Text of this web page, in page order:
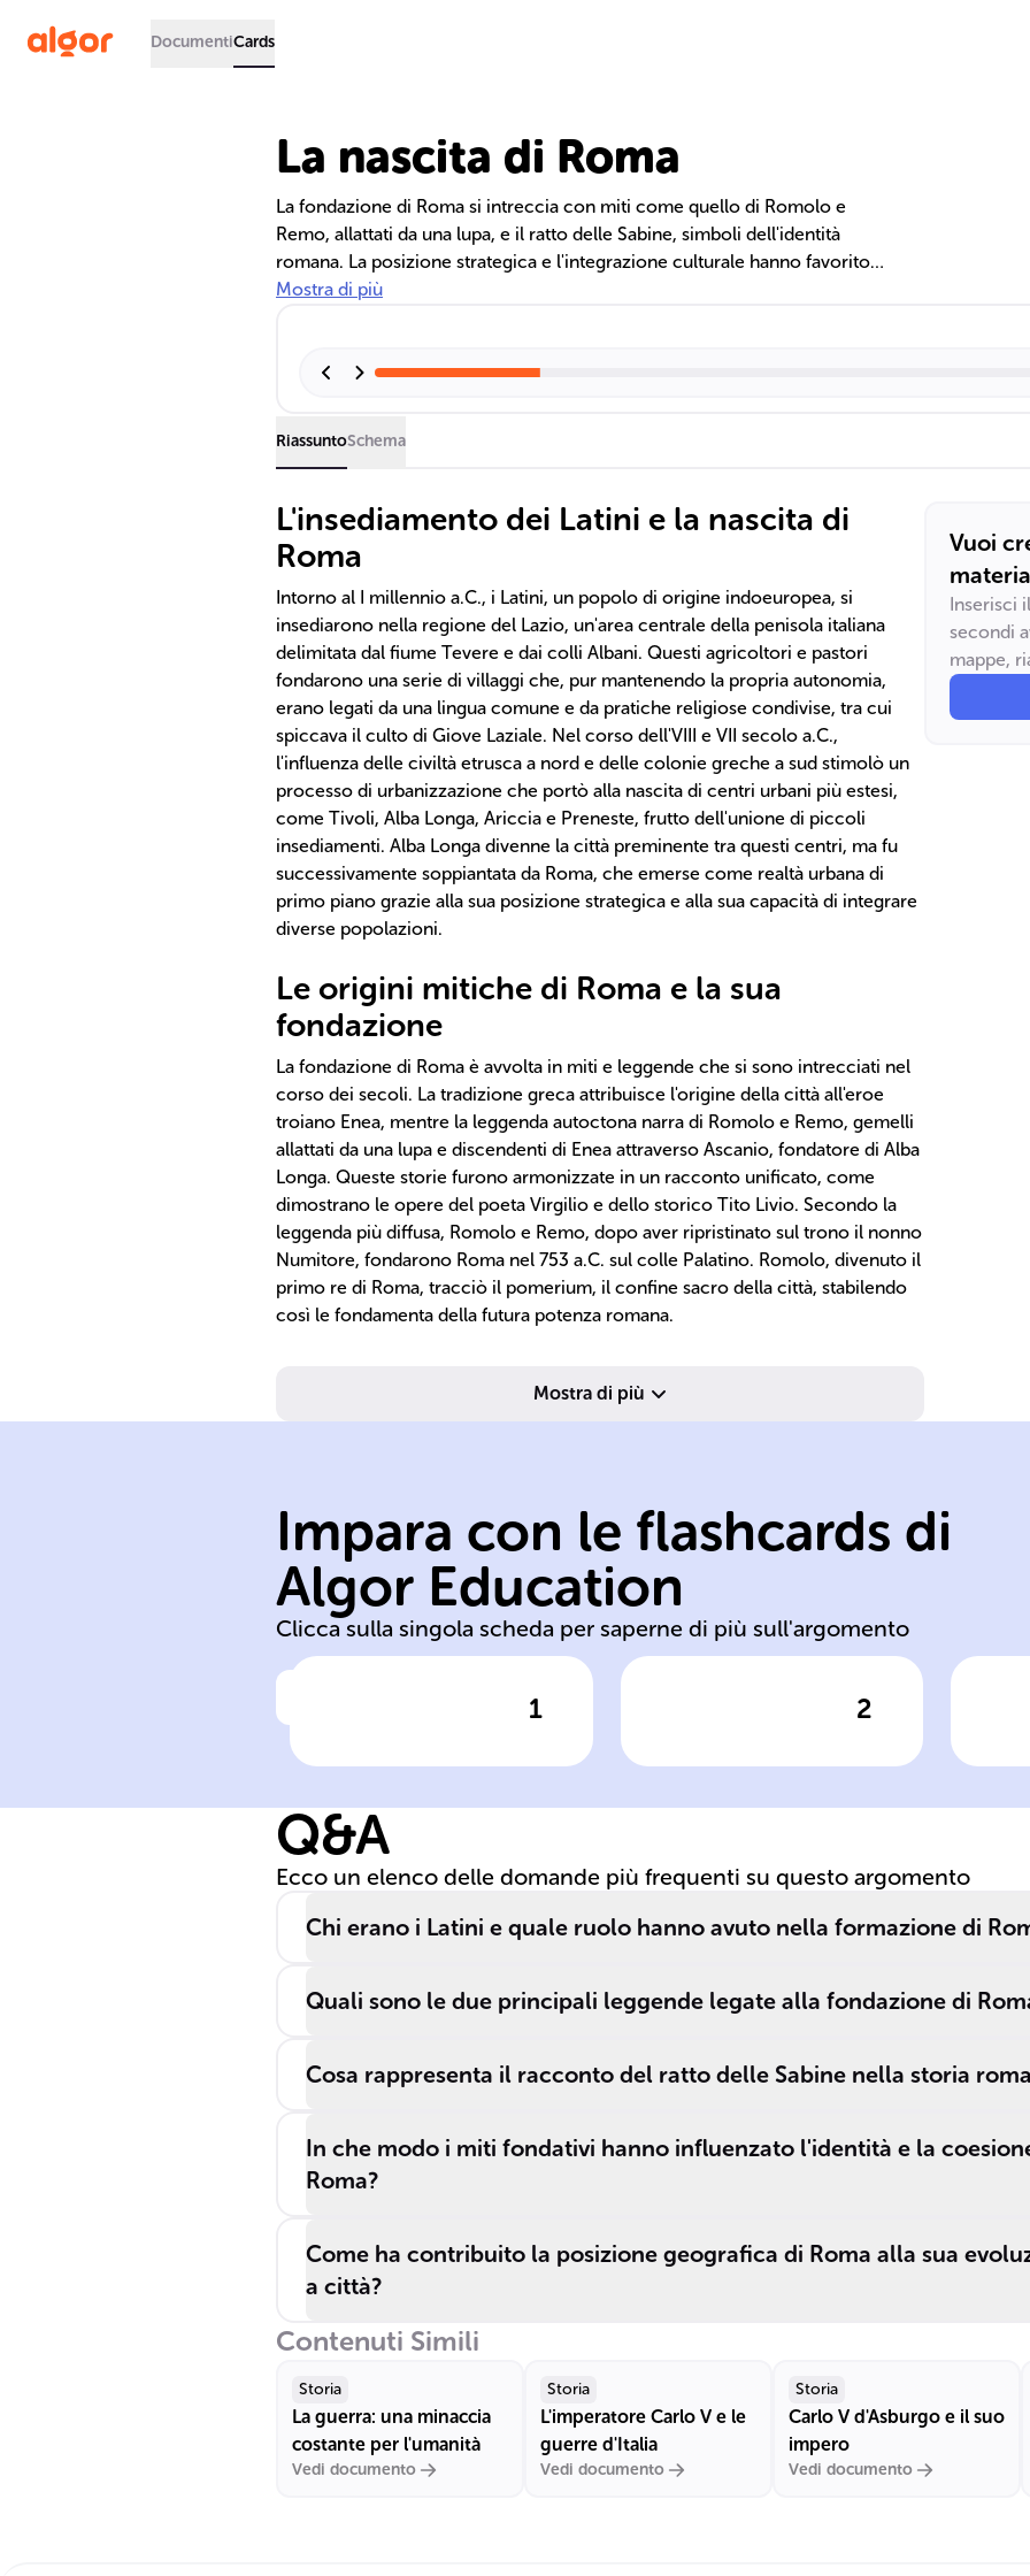
DocumentiCards
La nascita di Roma
La fondazione di Roma si intreccia con miti come quello di Romolo e
Remo, allattati da una lupa, e il ratto delle Sabine, simboli dell'identità
romana. La posizione strategica e l'integrazione culturale hanno favorito
l'ascesa di Roma da insediamenti agricoli a potenza urbana.
Mostra di più
RiassuntoSchema
L'insediamento dei Latini e la nascita di
Roma
Intorno al I millennio a.C., i Latini, un popolo di origine indoeuropea, si
insediarono nella regione del Lazio, un'area centrale della penisola italiana
delimitata dal fiume Tevere e dai colli Albani. Questi agricoltori e pastori
fondarono una serie di villaggi che, pur mantenendo la propria autonomia,
erano legati da una lingua comune e da pratiche religiose condivise, tra cui
spiccava il culto di Giove Laziale. Nel corso dell'VIII e VII secolo a.C.,
l'influenza delle civiltà etrusca a nord e delle colonie greche a sud stimolò un
processo di urbanizzazione che portò alla nascita di centri urbani più estesi,
come Tivoli, Alba Longa, Ariccia e Preneste, frutto dell'unione di piccoli
insediamenti. Alba Longa divenne la città preminente tra questi centri, ma fu
successivamente soppiantata da Roma, che emerse come realtà urbana di
primo piano grazie alla sua posizione strategica e alla sua capacità di integrare
diverse popolazioni.
Le origini mitiche di Roma e la sua
fondazione
La fondazione di Roma è avvolta in miti e leggende che si sono intrecciati nel
corso dei secoli. La tradizione greca attribuisce l'origine della città all'eroe
troiano Enea, mentre la leggenda autoctona narra di Romolo e Remo, gemelli
allattati da una lupa e discendenti di Enea attraverso Ascanio, fondatore di Alba
Longa. Queste storie furono armonizzate in un racconto unificato, come
dimostrano le opere del poeta Virgilio e dello storico Tito Livio. Secondo la
leggenda più diffusa, Romolo e Remo, dopo aver ripristinato sul trono il nonno
Numitore, fondarono Roma nel 753 a.C. sul colle Palatino. Romolo, divenuto il
primo re di Roma, tracciò il pomerium, il confine sacro della città, stabilendo
così le fondamenta della futura potenza romana.
Mostra di più
Vuoi
Inserisci
secondi
mappe,
Impara con le flashcards di
Algor Education
Clicca sulla singola scheda per saperne di più sull'argomento
1
agricoltori e
fondarono
villaggi nel Lazio,
condividendo una
lingua e pratiche
culto di ______
______.
Clicca per vedere la risposta
Giove Laziale
2
secolo a.C.,
portò alla
formazione di
e Alba Longa.
Clicca per vedere la risposta
etruschi greci
Q&A
Ecco un elenco delle domande più frequenti su questo argomento
Chi erano i Latini e quale ruolo hanno avuto nella formazione di
Quali sono le due principali leggende legate alla fondazione di
Cosa rappresenta il racconto del ratto delle Sabine nella storia
In che modo i miti fondativi hanno influenzato l'identità e la
Roma?
Come ha contribuito la posizione geografica di Roma alla sua
a città?
Contenuti Simili
Storia
La guerra: una minaccia
costante per l'umanità
Vedi documento
Storia
L'imperatore Carlo V e le
guerre d'Italia
Vedi documento
Storia
Carlo V d'Asburgo e il suo
impero
Vedi documento